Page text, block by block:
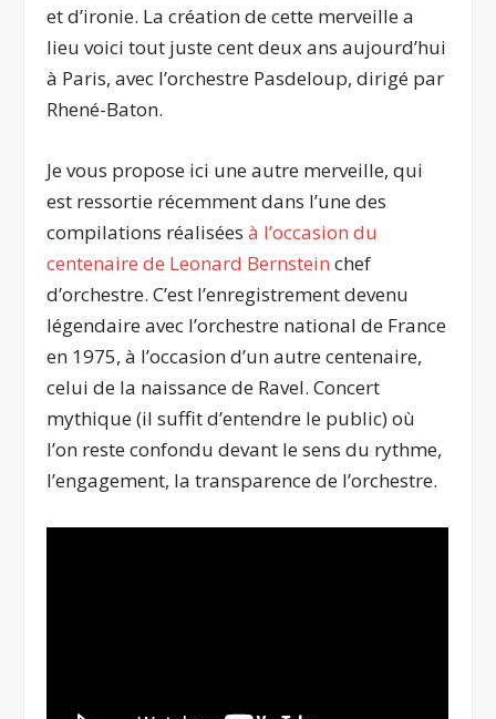
et d’ironie. La création de cette merveille a
lieu voici tout juste cent deux ans aujourd’hui
à Paris, avec l’orchestre Pasdeloup, dirigé par
Rhené-Baton.
Je vous propose ici une autre merveille, qui
est ressortie récemment dans l’une des
compilations réaliséesà l’occasion du
centenaire de Leonard Bernstein chef
d’orchestre. C’est l’enregistrement devenu
légendaire avec l’orchestre national de France
en 1975, à l’occasion d’un autre centenaire,
celui de la naissance de Ravel. Concert
mythique (il suffit d’entendre le public) où
l’on reste confondu devant le sens du rythme,
l’engagement, la transparence de l’orchestre.